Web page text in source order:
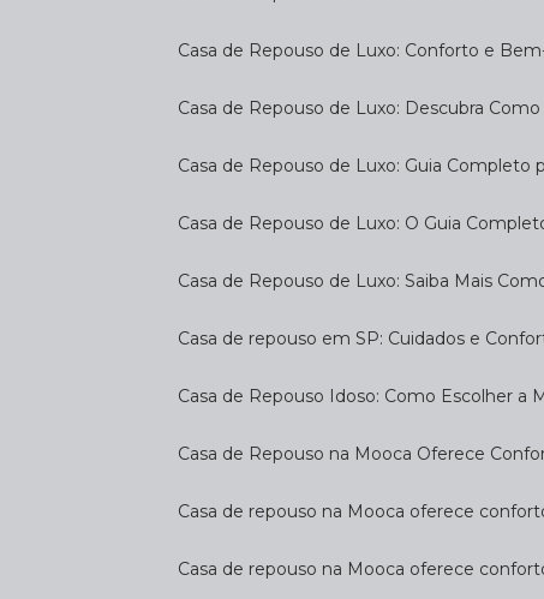
Casa de Repouso de Luxo: Conforto e
Casa de Repouso de Luxo: Descubra
Casa de Repouso de Luxo: Guia
Casa de Repouso de Luxo: O Guia
Casa de Repouso de Luxo: Saiba Mais
Casa de repouso em SP: Cuidados e
Casa de Repouso Idoso: Como Escolher
Casa de Repouso na Mooca Oferece
Casa de repouso na Mooca oferece
Casa de repouso na Mooca oferece